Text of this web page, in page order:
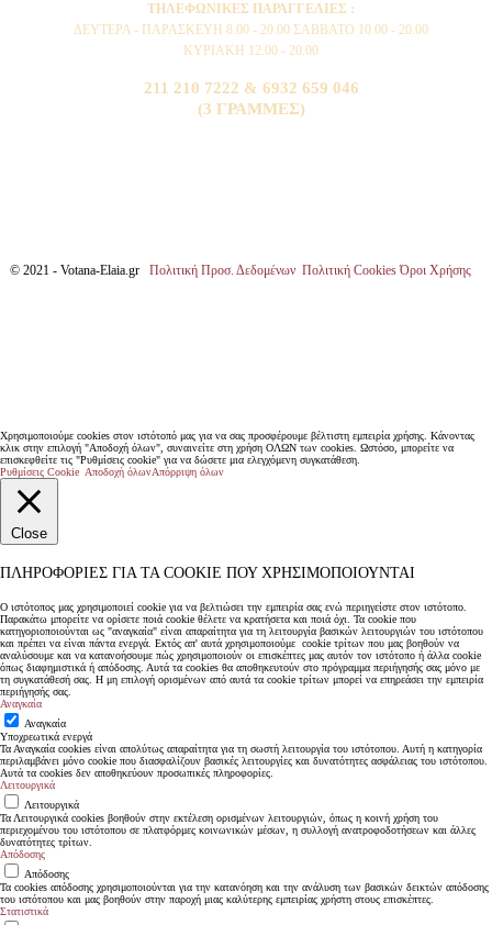
ΤΗΛΕΦΩΝΙΚΕΣ ΠΑΡΑΓΓΕΛΙΕΣ :
ΔΕΥΤΕΡΑ - ΠΑΡΑΣΚΕΥΗ 8.00 - 20.00 ΣΑΒΒΑΤΟ 10.00 - 20.00
ΚΥΡΙΑΚΗ 12.00 - 20.00
211 210 7222 & 6932 659 046
(3 ΓΡΑΜΜΕΣ)
© 2021 - Votana-Elaia.gr Πολιτική Προσ. Δεδομένων Πολιτική Cookies Όροι Χρήσης
Χρησιμοποιούμε cookies στον ιστότοπό μας για να σας προσφέρουμε βέλτιστη εμπειρία χρήσης. Κάνοντας
κλικ στην επιλογή "Αποδοχή όλων", συναινείτε στη χρήση ΟΛΩΝ των cookies. Ωστόσο, μπορείτε να
επισκεφθείτε τις "Ρυθμίσεις cookie" για να δώσετε μια ελεγχόμενη συγκατάθεση.
Ρυθμίσεις Cookie Αποδοχή όλωνΑπόρριψη όλων
Close
ΠΛΗΡΟΦΟΡΊΕΣ ΓΙΑ ΤΑ COOKIE ΠΟΥ ΧΡΗΣΙΜΟΠΟΙΟΎΝΤΑΙ
Ο ιστότοπος μας χρησιμοποιεί cookie για να βελτιώσει την εμπειρία σας ενώ περιηγείστε στον ιστότοπο.
Παρακάτω μπορείτε να ορίσετε ποιά cookie θέλετε να κρατήσετα και ποιά όχι. Τα cookie που
κατηγοριοποιούνται ως "αναγκαία" είναι απαραίτητα για τη λειτουργία βασικών λειτουργιών του ιστότοπου
και πρέπει να είναι πάντα ενεργά. Εκτός απ' αυτά χρησιμοποιούμε cookie τρίτων που μας βοηθούν να
αναλύσουμε και να κατανοήσουμε πώς χρησιμοποιούν οι επισκέπτες μας αυτόν τον ιστότοπο ή άλλα cookie
όπως διαφημιστικά ή απόδοσης. Αυτά τα cookies θα αποθηκευτούν στο πρόγραμμα περιήγησής σας μόνο με
τη συγκατάθεσή σας. Η μη επιλογή ορισμένων από αυτά τα cookie τρίτων μπορεί να επηρεάσει την εμπειρία
περιήγησής σας.
Αναγκαία
Αναγκαία
Υποχρεωτικά ενεργά
Τα Αναγκαία cookies είναι απολύτως απαραίτητα για τη σωστή λειτουργία του ιστότοπου. Αυτή η κατηγορία
περιλαμβάνει μόνο cookie που διασφαλίζουν βασικές λειτουργίες και δυνατότητες ασφάλειας του ιστότοπου.
Αυτά τα cookies δεν αποθηκεύουν προσωπικές πληροφορίες.
Λειτουργικά
Λειτουργικά
Τα Λειτουργικά cookies βοηθούν στην εκτέλεση ορισμένων λειτουργιών, όπως η κοινή χρήση του
περιεχομένου του ιστότοπου σε πλατφόρμες κοινωνικών μέσων, η συλλογή ανατροφοδοτήσεων και άλλες
δυνατότητες τρίτων.
Απόδοσης
Απόδοσης
Τα cookies απόδοσης χρησιμοποιούνται για την κατανόηση και την ανάλυση των βασικών δεικτών απόδοσης
του ιστότοπου και μας βοηθούν στην παροχή μιας καλύτερης εμπειρίας χρήστη στους επισκέπτες.
Στατιστικά